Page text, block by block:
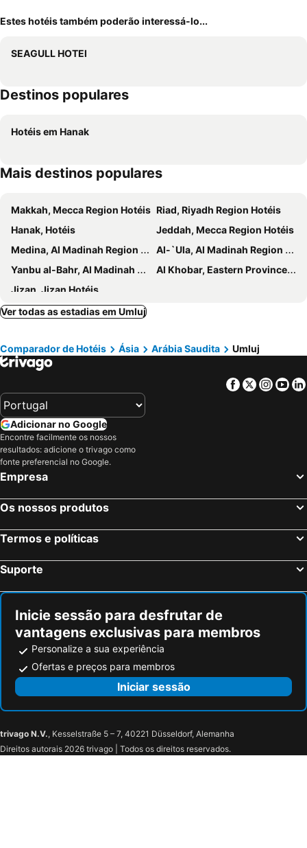
Estes hotéis também poderão interessá-lo...
SEAGULL HOTEl
Destinos populares
Hotéis em Hanak
Mais destinos populares
Makkah, Mecca Region Hotéis Riad, Riyadh Region Hotéis
Hanak, Hotéis
Jeddah, Mecca Region Hotéis
Medina, Al Madinah Region Hotéis
Al-`Ula, Al Madinah Region Hotéis
Yanbu al-Bahr, Al Madinah Region Hotéis
Al Khobar, Eastern Province Hotéis
Jizan, Jizan Hotéis
Ver todas as estadias em Umluj
Comparador de Hotéis Ásia Arábia Saudita Umluj
Facebook
Twitter
Adicionar no Google
Encontre facilmente os nossos
resultados: adicione o trivago como
fonte preferencial no Google.
Empresa
Os nossos produtos
Termos e políticas
Suporte
Inicie sessão para desfrutar de
vantagens exclusivas para membros
Personalize a sua experiência
Ofertas e preços para membros
Iniciar sessão
trivago N.V., Kesselstraße 5 – 7, 40221 Düsseldorf, Alemanha
Direitos autorais 2026 trivago | Todos os direitos reservados.